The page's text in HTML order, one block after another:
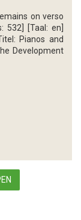
on verso
532] [Taal: en]
Pianos and
Development